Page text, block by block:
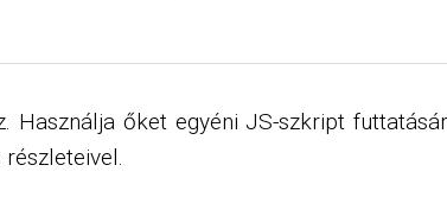
őket egyéni JS-szkript